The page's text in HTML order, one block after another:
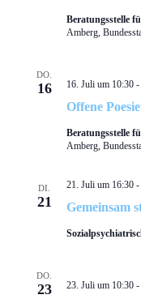
Beratungsstelle
Amberg,
DO.
16
Offene
16. Juli um 10:30-
Beratungsstelle
Amberg,
DI.
21 Gemeinsam
21. Juli um 16:30-
DO.
23 23. Juli um 10:30-